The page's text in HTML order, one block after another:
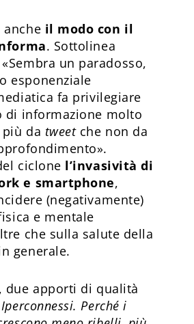
il modo con il
. Sottolinea
un paradosso,
esponenziale
fa privilegiare
di informazione molto
da tweetche non da
ciclone l’invasività di
e smartphone,
(negativamente)
e mentale
che sulla salute della
generale.
due apporti di qualità
Iperconnessi. Perché i